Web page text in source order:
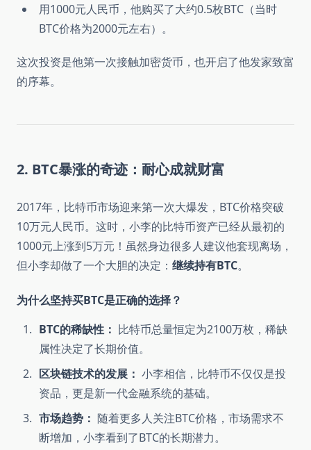
用1000元人民币，他购买了大约0.5枚BTC（当时
BTC价格为2000元左右）。
这次投资是他第一次接触加密货币，也开启了他发家致富
的序幕。
2. BTC暴涨的奇迹：耐心成就财富
2017年，比特币市场迎来第一次大爆发，BTC价格突破
10万元人民币。这时，小李的比特币资产已经从最初的
1000元上涨到5万元！虽然身边很多人建议他套现离场，
但小李却做了一个大胆的决定： 继续持有BTC。
为什么坚持买BTC是正确的选择？
BTC的稀缺性： 比特币总量恒定为2100万枚，稀缺
属性决定了长期价值。
区块链技术的发展： 小李相信，比特币不仅仅是投
资品，更是新一代金融系统的基础。
市场趋势： 随着更多人关注BTC价格，市场需求不
断增加，小李看到了BTC的长期潜力。